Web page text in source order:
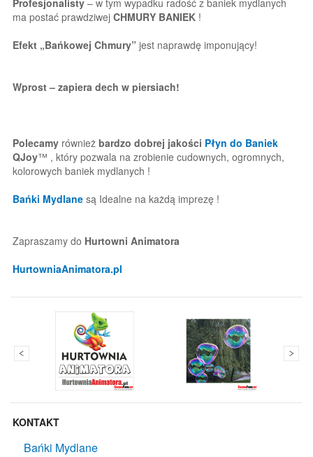
ma postać prawdziwej CHMURY BANIEK !
Efekt „Bańkowej Chmury” jest naprawdę imponujący!
Wprost – zapiera dech w piersiach!
Polecamy również bardzo dobrej jakości Płyn do Baniek
QJoy™ , który pozwala na zrobienie cudownych, ogromnych,
kolorowych baniek mydlanych !
Bańki Mydlane są Idealne na każdą imprezę !
Zapraszamy do Hurtowni Animatora
HurtowniaAnimatora.pl
KONTAKT
Bańki Mydlane